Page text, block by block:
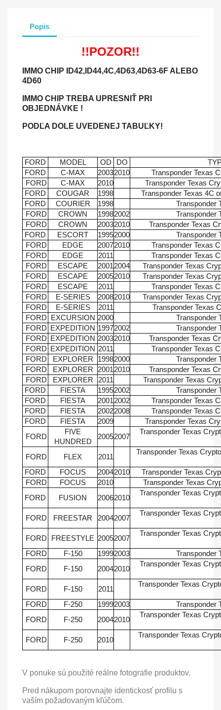
Popis
!!POZOR!!
IMMO CHIP ID42,ID44,4C,4D63,4D63-6F ALEBO
4D60
IMMO CHIP TREBA UPRESNIŤ PRI
OBJEDNÁVKE !
PODĽA DOLE UVEDENEJ TABUĽKY!
FORD MODEL OD DO
FORD
C-MAX 20032010
Transponder Texas
FORD
C-MAX 2010
Transponder Texas
FORD
COUGAR 1998
Transponder Texas 4C
FORD
COURIER 1998
Transponder
FORD
CROWN 19982002
Transponder
FORD
CROWN 20032010
Transponder Texas
FORD
ESCORT 19952000
Transponder
FORD
EDGE 20072010
Transponder Texas
FORD
EDGE 2011
Transponder Texas
FORD
ESCAPE 20012004
Transponder Texas
FORD
ESCAPE 20052010
Transponder Texas
FORD
ESCAPE 2011
Transponder Texas
FORD
E-SERIES 20082010
Transponder Texas
FORD
E-SERIES 2011
Transponder Texas
FORD EXCURSION 2000
Transponder
FORD EXPEDITION 19972002
Transponder
FORD EXPEDITION 20032010
Transponder Texas
FORD EXPEDITION 2011
Transponder Texas
FORD
EXPLORER 19982000
Transponder
FORD
EXPLORER 20012010
Transponder Texas
FORD
EXPLORER 2011
Transponder Texas
FORD
FIESTA 19952002
Transponder
FORD
FIESTA 20012002
Transponder Texas
FORD
FIESTA 20022008
Transponder Texas
FORD
FIESTA 2009
Transponder Texas
FORD
FIVE
HUNDRED
20052007
Transponder Texas
FORD FLEX 2011
Transponder Texas
FORD FOCUS 20042010
Transponder Texas
FORD
FOCUS 2010
Transponder Texas
FORD
FUSION 20062010
Transponder Texas
FORD FREESTAR 20042007
Transponder Texas
FORD FREESTYLE 20052007
Transponder Texas
FORD F-150 19992003
Transponder
FORD
F-150 20042010
Transponder Texas
FORD F-150 2011
Transponder Texas
FORD F-250 19992003
Transponder
FORD
F-250 20042010
Transponder Texas
FORD F-250 2010
Transponder Texas
V ponuke sú použité reálne fotografie produktov.
Pred nákupom porovnajte identickosť profilu s
vaším požadovaným kľúčom.